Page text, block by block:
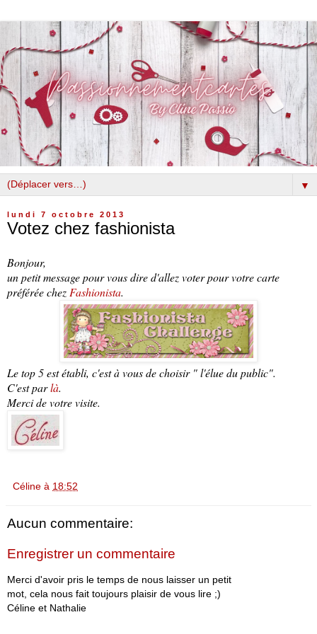
▼
lundi 7 octobre 2013
Votez chez fashionista
Bonjour,
un petit message pour vous dire d'allez voter pour votre carte
préférée chez Fashionista.
Le top 5 est établi, c'est à vous de choisir " l'élue du public".
C'est parlà.
Merci de votre visite.
Céline à 18:52
Aucun commentaire:
Enregistrer un commentaire
Merci d'avoir pris le temps de nous laisser un petit
mot, cela nous fait toujours plaisir de vous lire ;)
Céline et Nathalie